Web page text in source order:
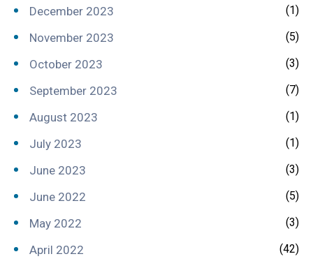
December 2023 (1)
November 2023 (5)
October 2023 (3)
September 2023 (7)
August 2023 (1)
July 2023 (1)
June 2023 (3)
June 2022 (5)
May 2022 (3)
April 2022 (42)